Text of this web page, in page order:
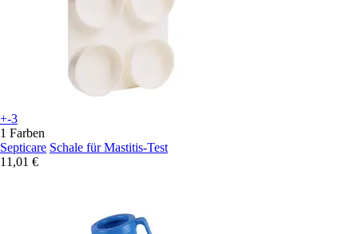
+-3
1 Farben
Septicare Schale für Mastitis-Test
11,01 €